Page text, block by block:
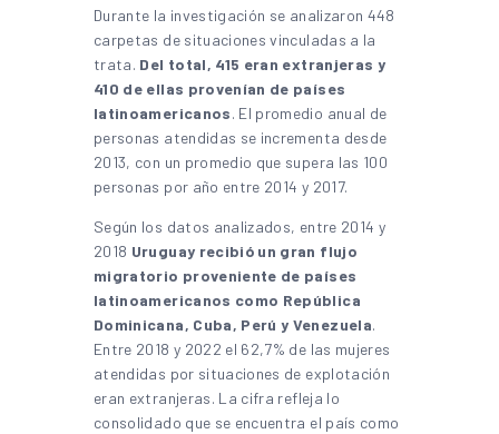
Durante la investigación se analizaron 448
carpetas de situaciones vinculadas a la
trata. Del total, 415 eran extranjeras y
410 de ellas provenían de países
latinoamericanos. El promedio anual de
personas atendidas se incrementa desde
2013, con un promedio que supera las 100
personas por año entre 2014 y 2017.
Según los datos analizados, entre 2014 y
2018 Uruguay recibió un gran flujo
migratorio proveniente de países
latinoamericanos como República
Dominicana, Cuba, Perú y Venezuela.
Entre 2018 y 2022 el 62,7% de las mujeres
atendidas por situaciones de explotación
eran extranjeras. La cifra refleja lo
consolidado que se encuentra el país como